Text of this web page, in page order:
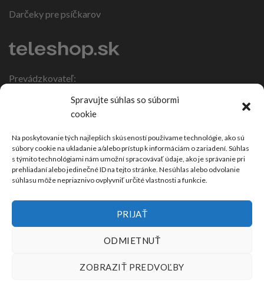
Spravujte súhlas so súbormi
cookie
Na poskytovanie tých najlepších skúseností používame technológie, ako sú
súbory cookie na ukladanie a/alebo prístup k informáciám o zariadení. Súhlas
s týmito technológiami nám umožní spracovávať údaje, ako je správanie pri
prehliadaní alebo jedinečné ID na tejto stránke. Nesúhlas alebo odvolanie
súhlasu môže nepriaznivo ovplyvniť určité vlastnosti a funkcie.
PRIJAŤ
ODMIETNUŤ
ZOBRAZIŤ PREDVOĽBY
Darčeky pre psíčkarov
Prevádzkovateľ:
DIČ: 1086270988
924 01 Galanta
Slovensko